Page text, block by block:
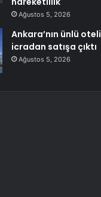
Ağustos 5, 2026
Ankara’nın ünlü oteli
icradan satışa çıktı
Ağustos 5, 2026